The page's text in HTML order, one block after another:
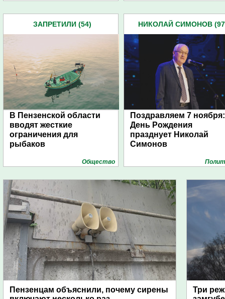
ЗАПРЕТИЛИ (54)
В Пензенской области
вводят жесткие
ограничения для
рыбаков
Общество
НИКОЛАЙ СИМОНОВ
Поздравляем 7 ноября:
День Рождения
празднует Николай
Симонов
Пензенцам объяснили, почему сирены
Три